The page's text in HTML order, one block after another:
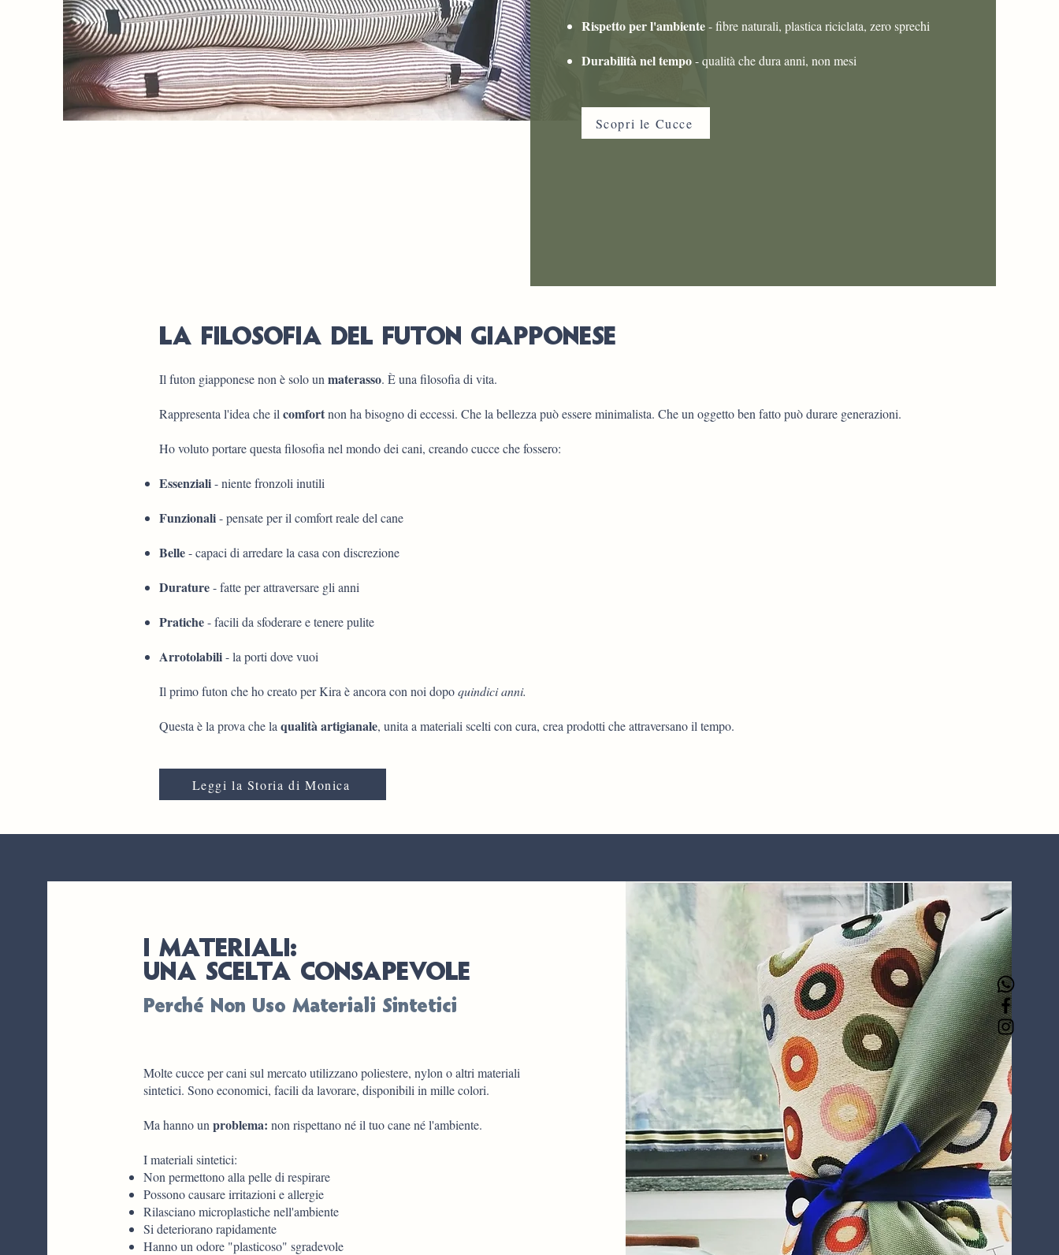
Rispetto per l'ambiente- fibre naturali, plastica riciclata, zero sprechi
Durabilità nel tempo- qualità che dura anni, non mesi
Scopri le Cucce
LA FILOSOFIA DEL FUTON GIAPPONESE
Il futon giapponese non è solo un materasso. È una filosofia di vita.
Rappresenta l'idea che il comfortnon ha bisogno di eccessi. Che la bellezza può essere minimalista. Che un oggetto ben fatto può durare generazioni.
Ho voluto portare questa filosofia nel mondo dei cani, creando cucce che fossero:
Essenziali- niente fronzoli inutili
Funzionali- pensate per il comfort reale del cane
Belle- capaci di arredare la casa con discrezione
Durature- fatte per attraversare gli anni
Pratiche- facili da sfoderare e tenere pulite
Arrotolabili- la porti dove vuoi
Il primo futon che ho creato per Kira è ancora con noi dopoquindici anni.
Questa è la prova che la qualità artigianale, unita a materiali scelti con cura, crea prodotti che attraversano il tempo.
Leggi la Storia di Monica
I MATERIALI:
UNA SCELTA CONSAPEVOLE
Perché Non Uso Materiali Sintetici
Molte cucce per cani sul mercato utilizzano poliestere, nylon o altri materiali
sintetici. Sono economici, facili da lavorare, disponibili in mille colori.
Ma hanno unproblema: non rispettano né il tuo cane né l'ambiente.
I materiali sintetici:
Non permettono alla pelle di respirare
Possono causare irritazioni e allergie
Rilasciano microplastiche nell'ambiente
Si deteriorano rapidamente
Hanno un odore "plasticoso" sgradevole